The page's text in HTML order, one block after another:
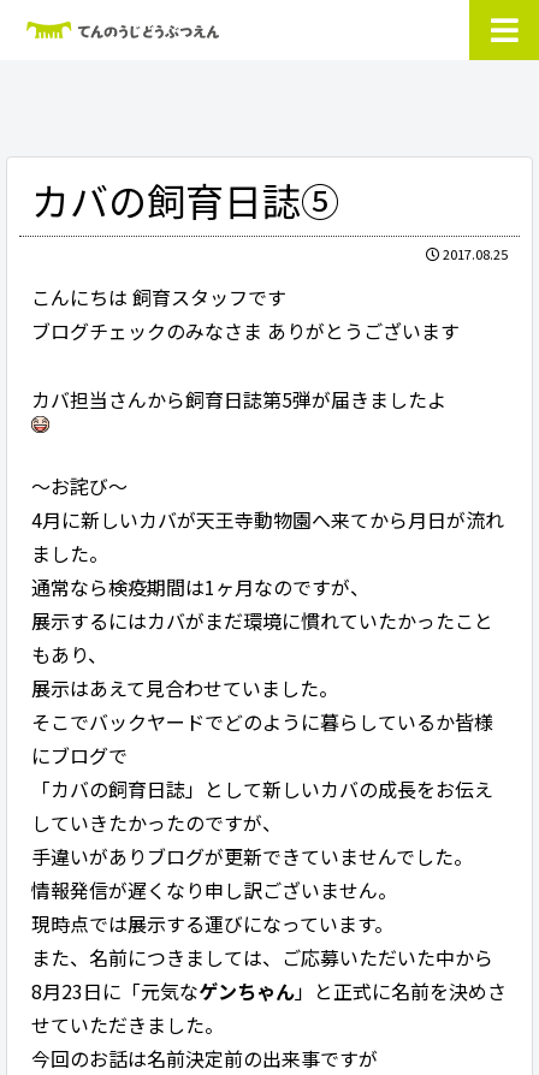
カバの飼育日誌⑤
2017.08.25
こんにちは 飼育スタッフです
ブログチェックのみなさま ありがとうございます
カバ担当さんから飼育日誌第5弾が届きましたよ
～お詫び～
4月に新しいカバが天王寺動物園へ来てから月日が流れ
ました。
通常なら検疫期間は1ヶ月なのですが、
展示するにはカバがまだ環境に慣れていたかったこと
もあり、
展示はあえて見合わせていました。
そこでバックヤードでどのように暮らしているか皆様
にブログで
「カバの飼育日誌」として新しいカバの成長をお伝え
していきたかったのですが、
手違いがありブログが更新できていませんでした。
情報発信が遅くなり申し訳ございません。
現時点では展示する運びになっています。
また、名前につきましては、ご応募いただいた中から
8月23日に「元気なゲンちゃん」と正式に名前を決めさ
せていただきました。
今回のお話は名前決定前の出来事ですが